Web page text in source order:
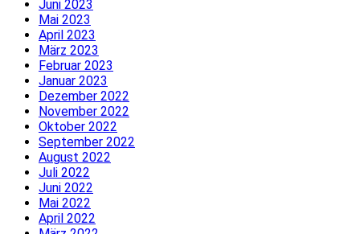
Juni 2023
Mai 2023
April 2023
März 2023
Februar 2023
Januar 2023
Dezember 2022
November 2022
Oktober 2022
September 2022
August 2022
Juli 2022
Juni 2022
Mai 2022
April 2022